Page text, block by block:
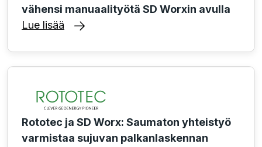
vähensi manuaalityötä SD Worxin avulla
Lue lisää
Rototec ja SD Worx: Saumaton yhteistyö
varmistaa sujuvan palkanlaskennan